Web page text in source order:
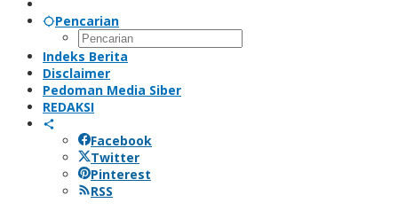
Pencarian
Indeks Berita
Disclaimer
Pedoman Media Siber
REDAKSI
Facebook
Twitter
Pinterest
RSS